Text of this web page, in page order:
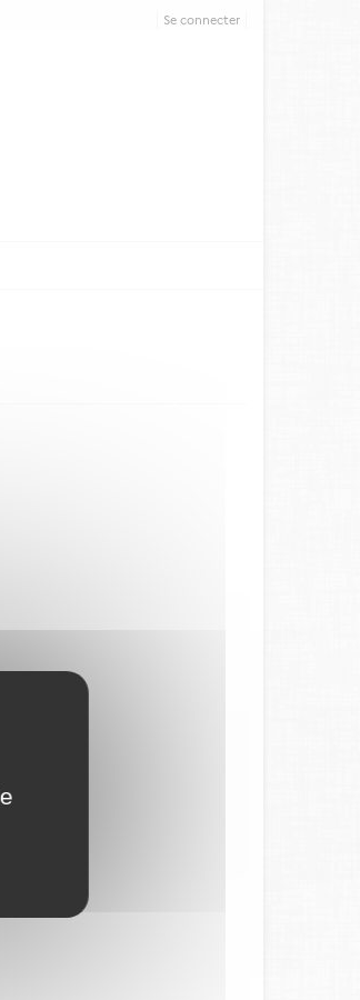
Se connecter